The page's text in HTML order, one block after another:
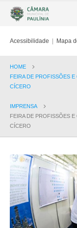
Acessibilidade | Mapa
HOME
FEIRA DE PROFISSÕES
CÍCERO
IMPRENSA
FEIRA DE PROFISSÕES
CÍCERO